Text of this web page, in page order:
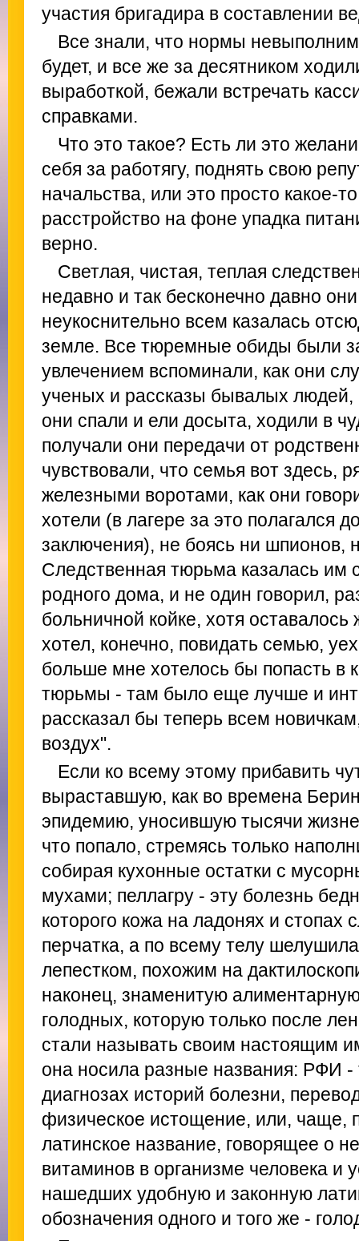
участия бригадира в составлении
Все знали, что нормы
будет, и все же за десятником
выработкой, бежали встречать
справками.
Что это такое? Есть ли это
себя за работягу, поднять свою
начальства, или это просто какое-
расстройство на фоне упадка
верно.
Светлая, чистая, теплая
недавно и так бесконечно давно
неукоснительно всем казалась
земле. Все тюремные обиды были
увлечением вспоминали, как они
ученых и рассказы бывалых людей,
они спали и ели досыта, ходили в
получали они передачи от
чувствовали, что семья вот здесь,
железными воротами, как они
хотели (в лагере за это полагался
заключения), не боясь ни шпионов,
Следственная тюрьма казалась им
родного дома, и не один говорил,
больничной койке, хотя
хотел, конечно, повидать семью,
больше мне хотелось бы попасть в
тюрьмы - там было еще лучше и
рассказал бы теперь всем
воздух".
Если ко всему этому прибавить
выраставшую, как во времена
эпидемию, уносившую тысячи
что попало, стремясь только
собирая кухонные остатки с
мухами; пеллагру - эту болезнь
которого кожа на ладонях и стопах
перчатка, а по всему телу
лепестком, похожим на
наконец, знаменитую
голодных, которую только после
стали называть своим настоящим
она носила разные названия: РФИ -
диагнозах историй болезни,
физическое истощение, или, чаще,
латинское название, говорящее о
витаминов в организме человека и
нашедших удобную и законную
обозначения одного и того же -